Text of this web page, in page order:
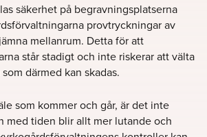
säkerhet på begravningsplatserna
provtryckningar av
mellanrum. Detta för att
står stadigt och inte riskerar att välta
därmed kan skadas.
som kommer och går, är det inte
med tiden blir allt mer lutande och